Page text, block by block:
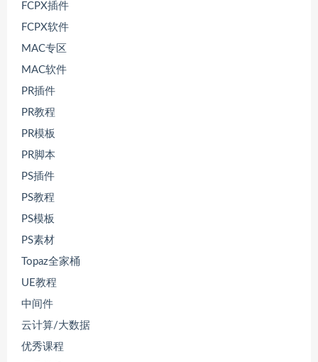
FCPX插件
FCPX软件
MAC专区
MAC软件
PR插件
PR教程
PR模板
PR脚本
PS插件
PS教程
PS模板
PS素材
Topaz全家桶
UE教程
中间件
云计算/大数据
优秀课程